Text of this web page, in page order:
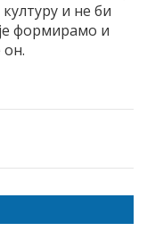
и не би
формирамо и
он.